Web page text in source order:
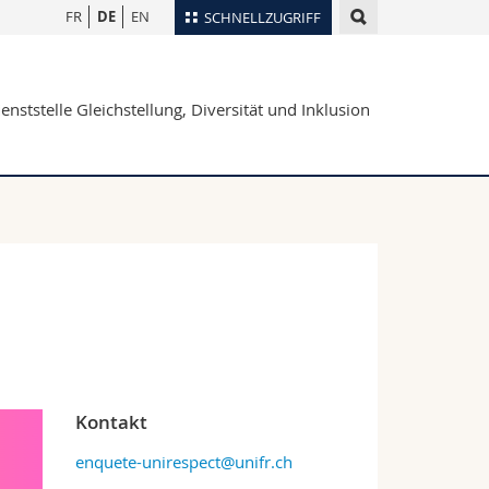
SCHNELLZUGRIFF
Ortsplan
Webmail
FR DE EN
Gleichstellung, Diversität und Inklusion
Kontakt
enquete-unirespect@unifr.ch